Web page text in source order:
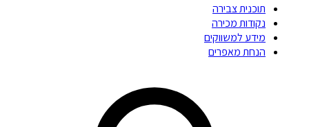
תוכנית צבירה
נקודות מכירה
מידע למשווקים
הנחת מאפרים